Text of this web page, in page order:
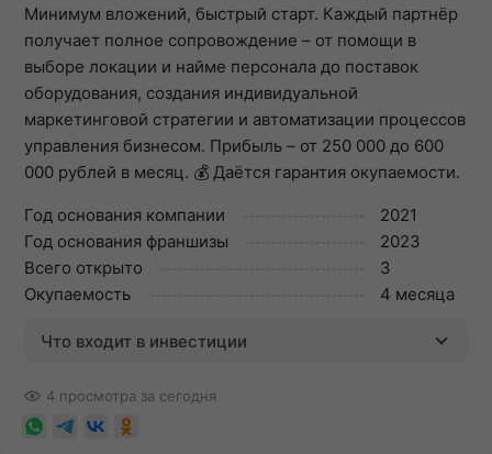
Минимум вложений, быстрый старт. Каждый партнёр
получает полное сопровождение – от помощи в
выборе локации и найме персонала до поставок
оборудования, создания индивидуальной
маркетинговой стратегии и автоматизации процессов
управления бизнесом. Прибыль – от 250 000 до 600
000 рублей в месяц. 💰 Даётся гарантия окупаемости.
Год основания компании
2021
Год основания франшизы
2023
Всего открыто
3
Окупаемость
4 месяца
Что входит в инвестиции
4 просмотра за сегодня